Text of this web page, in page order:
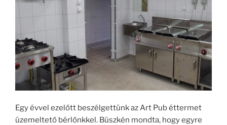
Egy évvel ezelőtt beszélgettünk az Art Pub éttermet
üzemeltető bérlőnkkel. Büszkén mondta, hogy egyre